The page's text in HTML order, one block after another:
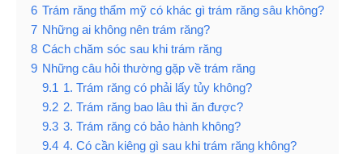
6 Trám răng thẩm mỹ có khác gì trám răng sâu không?
7 Những ai không nên trám răng?
8 Cách chăm sóc sau khi trám răng
9 Những câu hỏi thường gặp về trám răng
9.1 1. Trám răng có phải lấy tủy không?
9.2 2. Trám răng bao lâu thì ăn được?
9.3 3. Trám răng có bảo hành không?
9.4 4. Có cần kiêng gì sau khi trám răng không?